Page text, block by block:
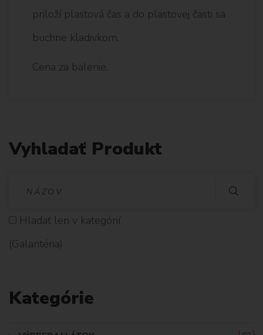
priloží plastová čas a do plastovej časti sa
buchne kladivkom.
Cena za balenie.
Vyhladať Produkt
D
Hladať len v kategórií
(Galantéria)
Kategórie